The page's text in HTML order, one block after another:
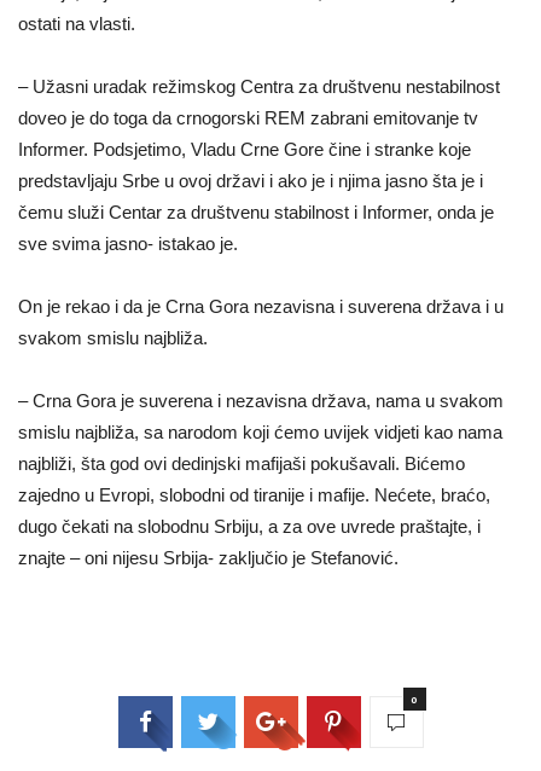
ostati na vlasti.
– Užasni uradak režimskog Centra za društvenu nestabilnost
doveo je do toga da crnogorski REM zabrani emitovanje tv
Informer. Podsjetimo, Vladu Crne Gore čine i stranke koje
predstavljaju Srbe u ovoj državi i ako je i njima jasno šta je i
čemu služi Centar za društvenu stabilnost i Informer, onda je
sve svima jasno- istakao je.
On je rekao i da je Crna Gora nezavisna i suverena država i u
svakom smislu najbliža.
– Crna Gora je suverena i nezavisna država, nama u svakom
smislu najbliža, sa narodom koji ćemo uvijek vidjeti kao nama
najbliži, šta god ovi dedinjski mafijaši pokušavali. Bićemo
zajedno u Evropi, slobodni od tiranije i mafije. Nećete, braćo,
dugo čekati na slobodnu Srbiju, a za ove uvrede praštajte, i
znajte – oni nijesu Srbija- zaključio je Stefanović.
0